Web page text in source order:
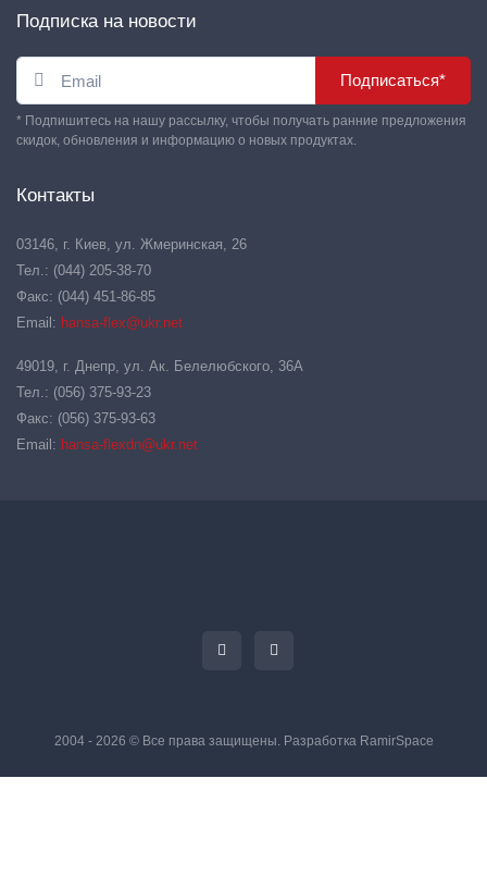
Подписка на новости
Подписаться*
* Подпишитесь на нашу рассылку, чтобы получать ранние предложения
скидок, обновления и информацию о новых продуктах.
Контакты
03146, г. Киев, ул. Жмеринская, 26
Тел.: (044) 205-38-70
Факс: (044) 451-86-85
Email: hansa-flex@ukr.net
49019, г. Днепр, ул. Ак. Белелюбского, 36А
Тел.: (056) 375-93-23
Факс: (056) 375-93-63
Email: hansa-flexdn@ukr.net
2004 - 2026 © Все права защищены. Разработка RamirSpace